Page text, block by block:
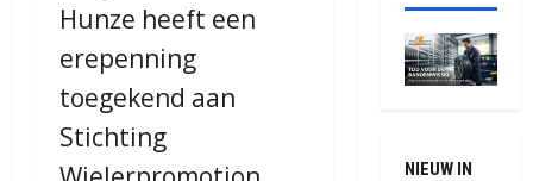
Hunze heeft een
erepenning
toegekend aan
Stichting
NIEUW IN